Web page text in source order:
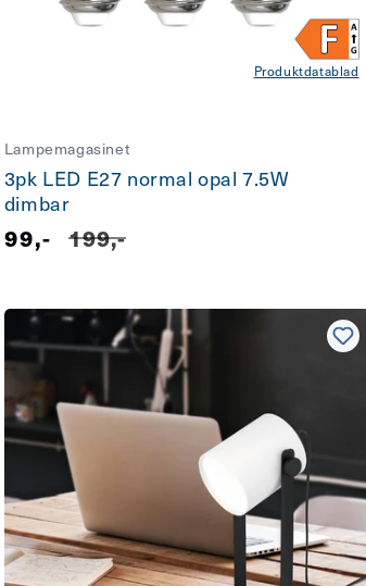
Produktdatablad
Lampemagasinet
3pk LED E27 normal opal 7.5W
dimbar
Salgspris
99,- Vanlig
199,-